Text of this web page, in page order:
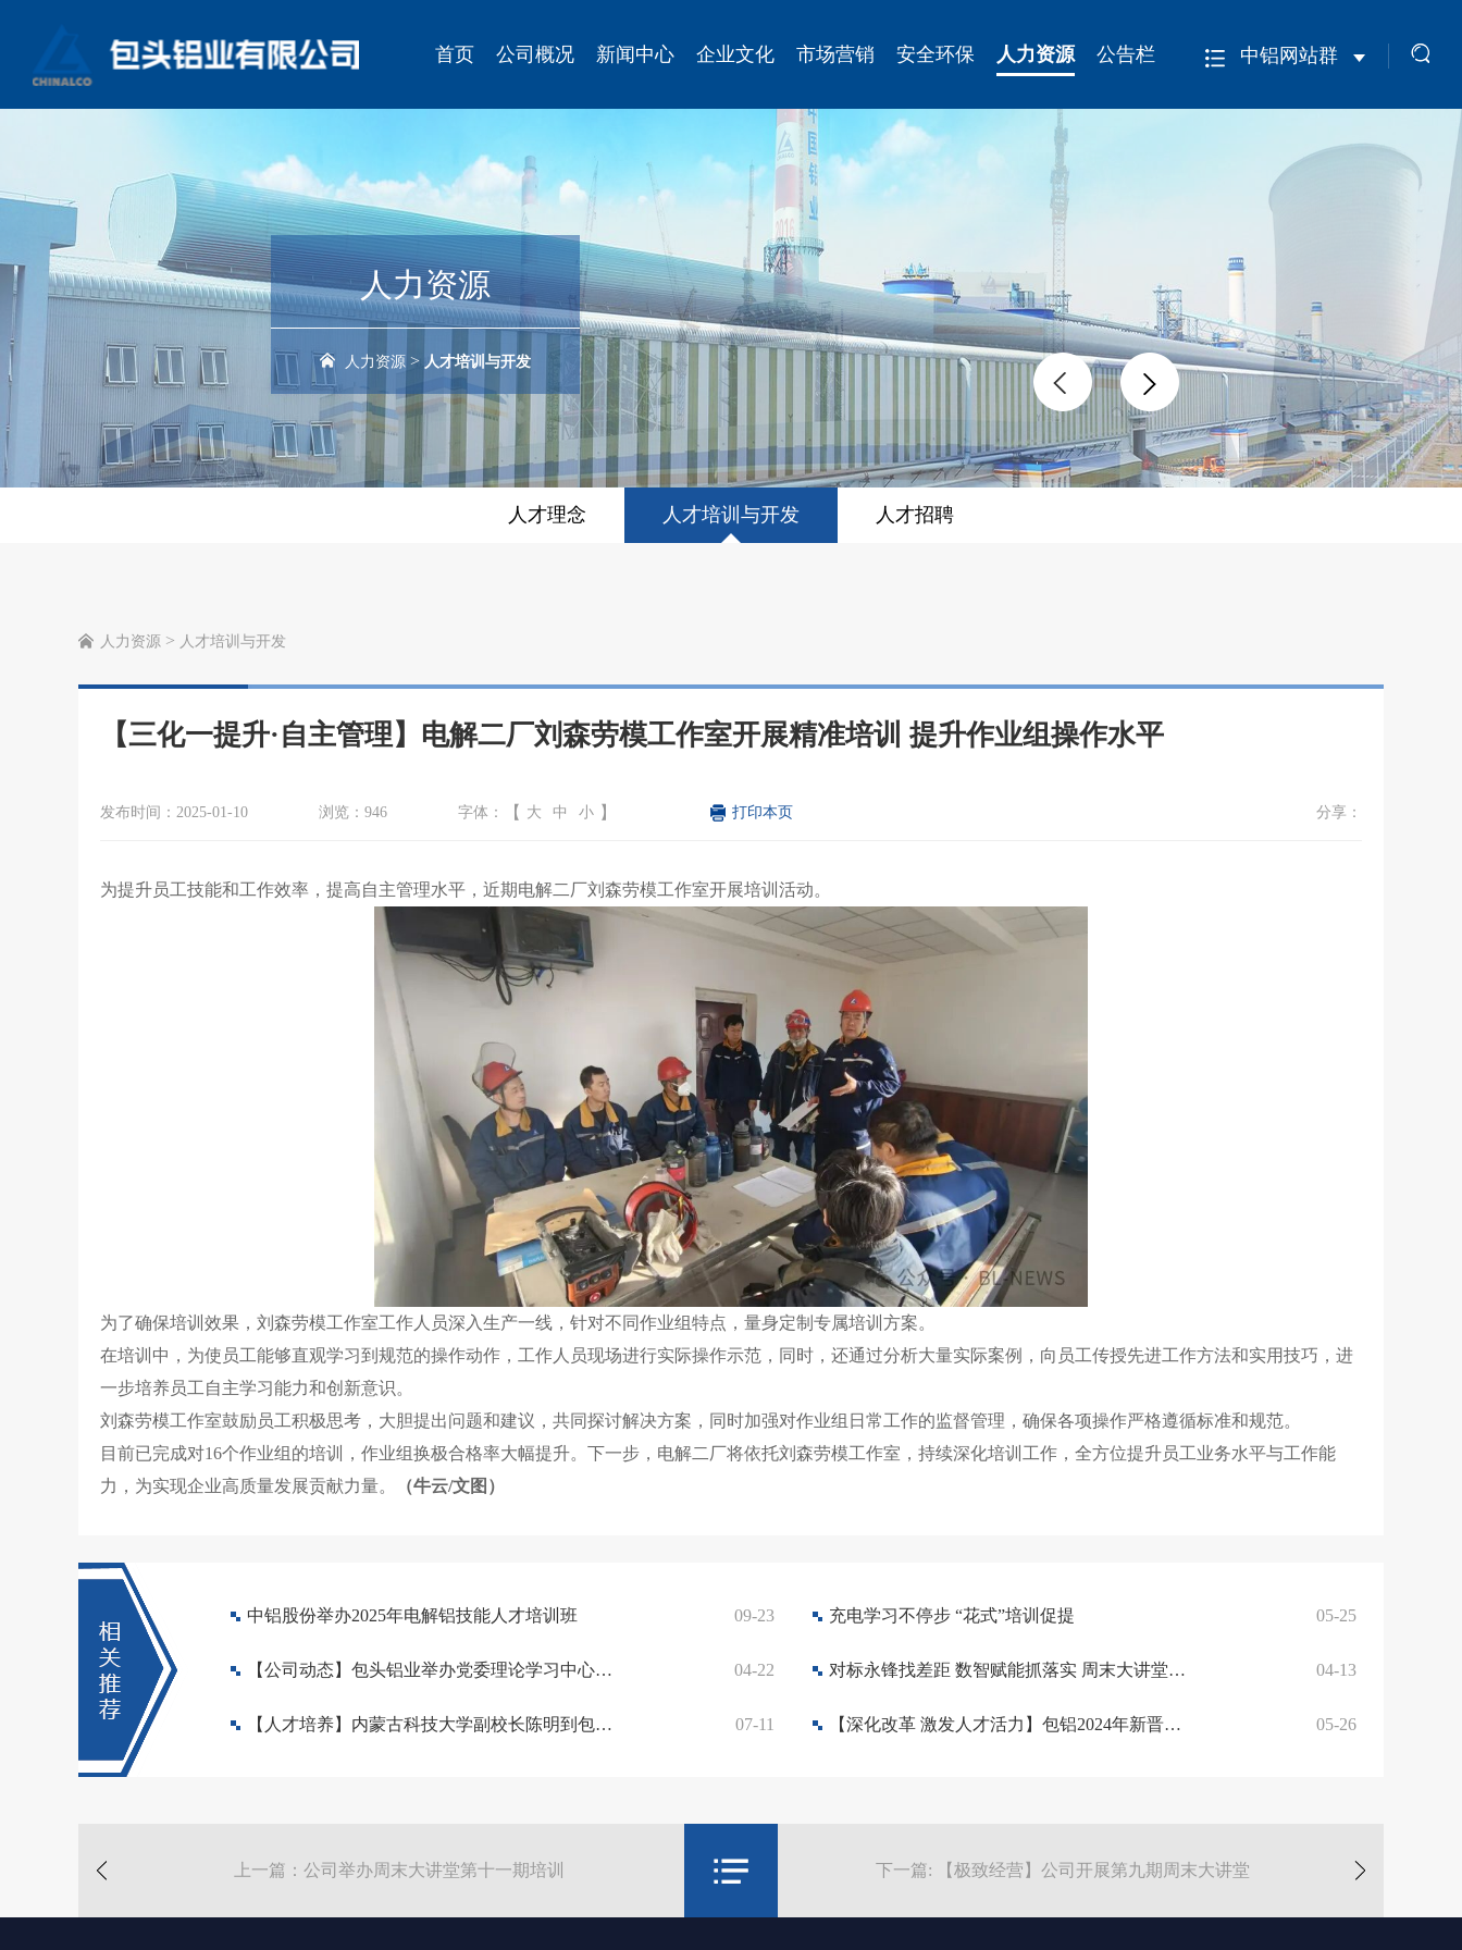
首页 公司概况 新闻中心 企业文化 市场营销 安全环保 人力资源 公告栏 中铝网站群
人力资源
人力资源> 人才培训与开发
人才理念 人才培训与开发 人才招聘
人力资源 > 人才培训与开发
【三化一提升·自主管理】电解二厂刘森劳模工作室开展精准培训 提升作业组操作水平
发布时间：2025-01-10 浏览：946 字体： 【 大 中 小 】 分享：
为提升员工技能和工作效率，提高自主管理水平，近期电解二厂刘森劳模工作室开展培训活动。
为了确保培训效果，刘森劳模工作室工作人员深入生产一线，针对不同作业组特点，量身定制专属培训方案。
在培训中，为使员工能够直观学习到规范的操作动作，工作人员现场进行实际操作示范，同时，还通过分析大量实际案例，向员工传授先进工作方法和实用技巧，进
一步培养员工自主学习能力和创新意识。
刘森劳模工作室鼓励员工积极思考，大胆提出问题和建议，共同探讨解决方案，同时加强对作业组日常工作的监督管理，确保各项操作严格遵循标准和规范。
目前已完成对16个作业组的培训，作业组换极合格率大幅提升。下一步，电解二厂将依托刘森劳模工作室，持续深化培训工作，全方位提升员工业务水平与工作能
力，为实现企业高质量发展贡献力量。
（牛云/文图）
中铝股份举办2025年电解铝技能人才培训班 09-23 充电学习不停步 “花式”培训促提 05-25
【公司动态】包头铝业举办党委理论学习中心组（扩大）学习暨青年精神素养提升宣讲活动 04-22 对标永锋找差距 数智赋能抓落实 周末大讲堂聚焦数字化转型 04-13
【人才培养】内蒙古科技大学副校长陈明到包铝交流座谈 07-11 【深化改革 激发人才活力】包铝2024年新晋基层管理人员培训班第二期圆满结业 05-26
上一篇：公司举办周末大讲堂第十一期培训 下一篇: 【极致经营】公司开展第九期周末大讲堂